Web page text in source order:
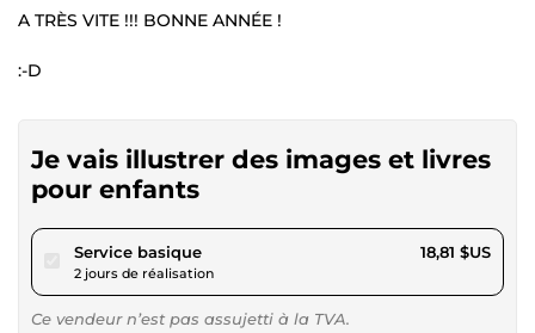
A TRÈS VITE !!! BONNE ANNÉE !
:-D
Je vais illustrer des images et livres
pour enfants
Service basiquepour 17,33 $US
2 jours de réalisation
18,81 $US
Ce vendeur n’est pas assujetti à la TVA.